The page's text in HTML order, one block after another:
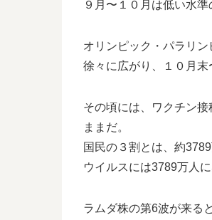
９月〜１０月は低い水準
オリンピック・パラリ
徐々に広がり、１０月末
その頃には、ワクチン
ままだ。
国民の３割とは、約3789
ウイルスには3789万人
ラムダ株の第6波が来る